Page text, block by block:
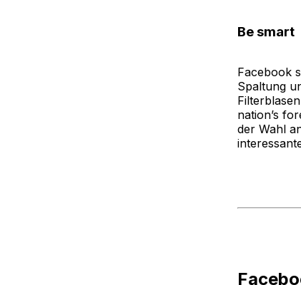
Be smart
Facebook
Spaltung
nation’s
der Wahl